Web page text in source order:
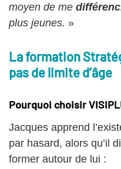
moyen de me
plus jeunes. »
La formation
pas de limite d’âge
Pourquoi choisir
Jacques apprend
par hasard, alors qu’il
former autour de lui :